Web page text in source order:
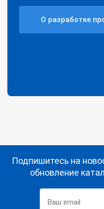
О разработке
Подпишитесь на
обновление